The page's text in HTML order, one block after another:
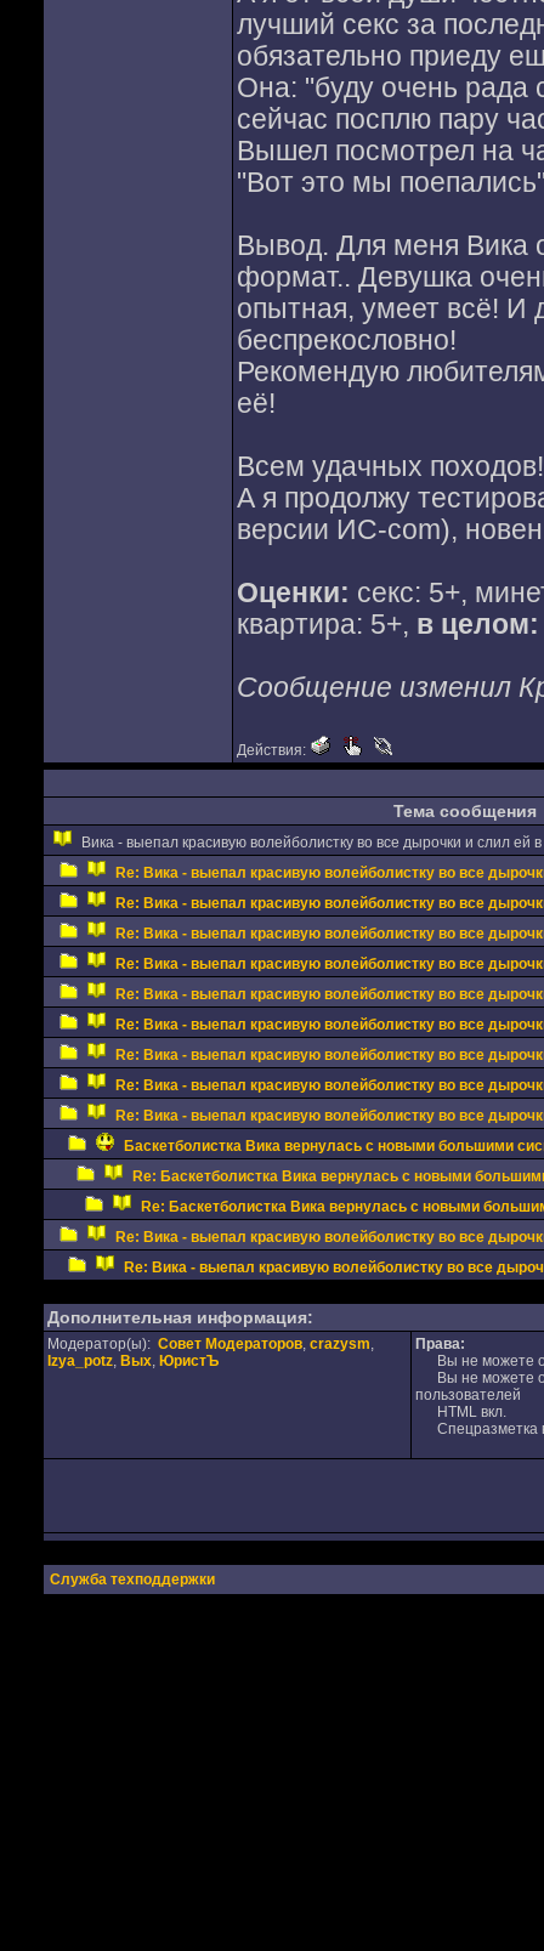
лучший секс за
обязательно приеду
Она: "буду очень рада
сейчас посплю пару
Вышел посмотрел на
"Вот это мы
Вывод. Для меня Вика
формат.. Девушка
опытная, умеет всё! И
беспрекословно!
Рекомендую
её!
Всем удачных походов!
А я продолжу
версии ИС-com),
Оценки: секс: 5+,
квартира: 5+, в целом:
Сообщение изменил
Действия:
Тема сообщения
Вика - выепал красивую волейболистку во все дырочки и слил ей в
Re: Вика - выепал красивую волейболистку во все
Re: Вика - выепал красивую волейболистку во все
Re: Вика - выепал красивую волейболистку во все
Re: Вика - выепал красивую волейболистку во все
Re: Вика - выепал красивую волейболистку во все
Re: Вика - выепал красивую волейболистку во все
Re: Вика - выепал красивую волейболистку во все
Re: Вика - выепал красивую волейболистку во все
Re: Вика - выепал красивую волейболистку во все
Баскетболистка Вика вернулась с новыми большими
Re: Баскетболистка Вика вернулась с новыми
Re: Баскетболистка Вика вернулась с новыми
Re: Вика - выепал красивую волейболистку во все
Re: Вика - выепал красивую волейболистку во все
Дополнительная информация:
Модератор(ы): Совет Модераторов, crazysm,
Izya_potz, Вых, ЮристЪ
Права:
Вы не можете
Вы не можете
пользователей
HTML вкл.
Спецразметка
Служба техподдержки